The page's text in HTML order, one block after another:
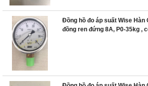
Đồng hồ đo áp suất Wise Hàn
đồng ren đứng 8A, P0-35kg ,